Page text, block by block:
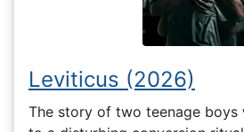
Leviticus (2026)
The story of two teenage boys